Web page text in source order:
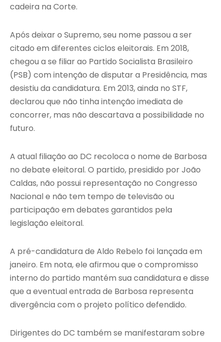
cadeira na Corte.
Após deixar o Supremo, seu nome passou a ser
citado em diferentes ciclos eleitorais. Em 2018,
chegou a se filiar ao Partido Socialista Brasileiro
(PSB) com intenção de disputar a Presidência, mas
desistiu da candidatura. Em 2013, ainda no STF,
declarou que não tinha intenção imediata de
concorrer, mas não descartava a possibilidade no
futuro.
A atual filiação ao DC recoloca o nome de Barbosa
no debate eleitoral. O partido, presidido por João
Caldas, não possui representação no Congresso
Nacional e não tem tempo de televisão ou
participação em debates garantidos pela
legislação eleitoral.
A pré-candidatura de Aldo Rebelo foi lançada em
janeiro. Em nota, ele afirmou que o compromisso
interno do partido mantém sua candidatura e disse
que a eventual entrada de Barbosa representa
divergência com o projeto político defendido.
Dirigentes do DC também se manifestaram sobre